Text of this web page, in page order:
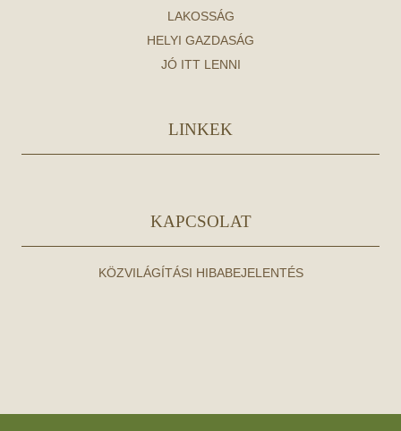
LAKOSSÁG
HELYI GAZDASÁG
JÓ ITT LENNI
LINKEK
KAPCSOLAT
KÖZVILÁGÍTÁSI HIBABEJELENTÉS